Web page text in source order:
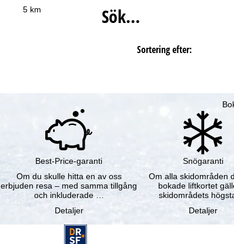
5 km Sök…
Sortering efter:
Best-Price-garanti
Om du skulle hitta en av oss
erbjuden resa – med samma tillgång
och inkluderade …
Detaljer
Snögaranti
Om alla skidområden
bokade liftkortet
skidområdets
Detaljer